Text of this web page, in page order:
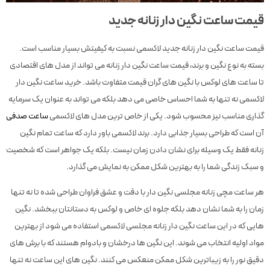
قیمت ساعت نگین دار زنانه جدید
قیمت ساعت نگین دار زنانه جدید لاکسمی نسبت به کیفیتش بسیار مناسب است.
بسته به نوع نگین و برند، قیمت ساعت نگین دار زنانه می تواند از مدل های اقتصادی
تا ساعت های لوکس با نگین های گران قیمت متفاوت باشد. خرید ساعت نگین دار
لاکسمی نه تنها به شما احساس خاصی می دهد بلکه می تواند به عنوان یک سرمایه
گذاری مناسب نیز محسوب شود. یکی از خاص ترین مدل های لاکسمیساعت صدفی
آن است که طراحی بسیار جذابی دارد. برند لاکسمی باور دارد که ساعت تمام نگین
زنانه فقط یک وسیله برای نشان دادن زمان نیست. بلکه یک جواهر است که شخصیت
و سبک زندگی شما را به بهترین شکل ممکن به نمایش می گذارد.
هر ساعت مچی زنانه مجلسی نگین دار با دقت و عشق فراوان طراحی شده تا نه تنها
زمان را به شما نشان دهد بلکه جلوه ای خاص و لوکس به دستانتان ببخشد. نگین
هایی که در این ساعت نگین دار زنانه مجلسی لاکسمی استفاده می شود از بهترین
مواد اولیه انتخاب می شوند. این نگین ها درخشان و بادوام هستند که با برش های
دقیق نور را به زیباترین شکل ممکن منعکس می کنند. نگین های این ساعت نه تنها